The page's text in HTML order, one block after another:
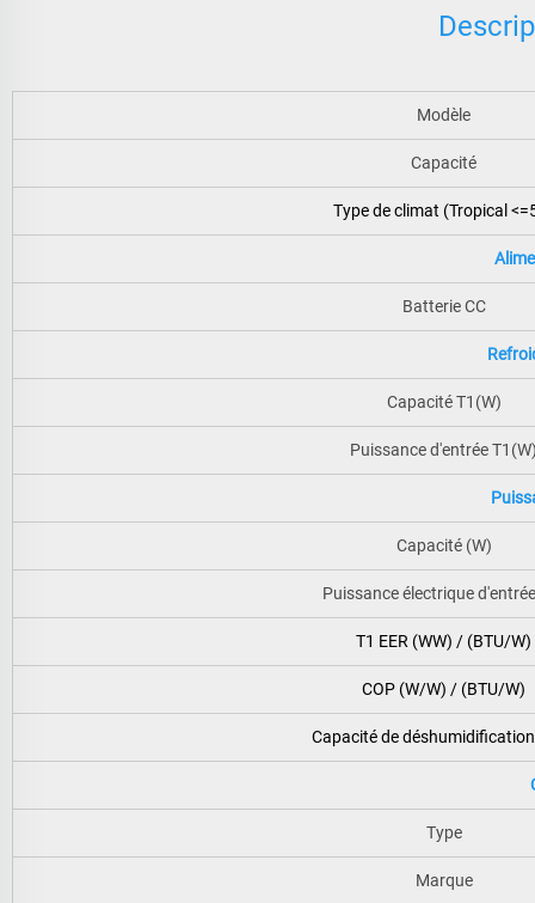
Modèle
Capacité
Type de climat (Tropical
Batterie CC
Capacité T1(W)
Puissance d'entrée
Capacité (W)
Puissance électrique
T1 EER (WW) / (BTU/W)
COP (W/W) / (BTU/W)
Capacité de
Type
Marque